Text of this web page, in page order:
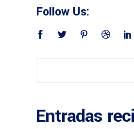
Follow Us:
Entradas